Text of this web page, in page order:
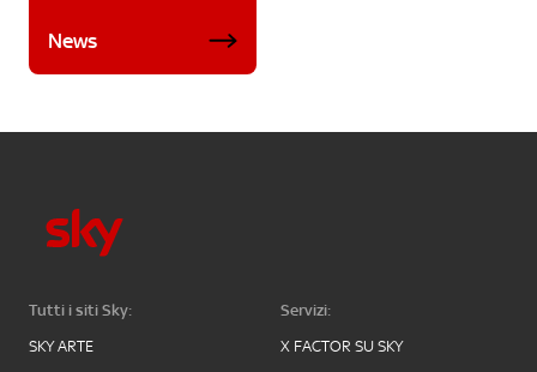
News
Tutti i siti Sky:
SKY ARTE
Servizi:
X FACTOR SU SKY